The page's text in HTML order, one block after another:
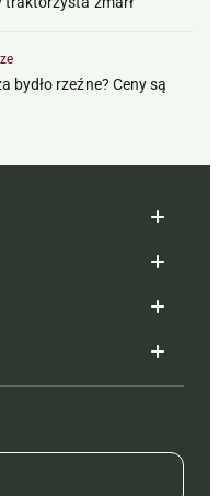
bydło rzeźne? Ceny są